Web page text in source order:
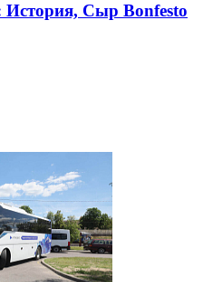
История, Сыр Bonfesto